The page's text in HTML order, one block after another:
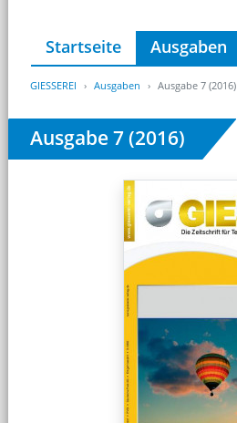
Startseite Ausgaben
GIESSEREI Ausgaben Ausgabe 7 (2016)
Ausgabe 7 (2016)